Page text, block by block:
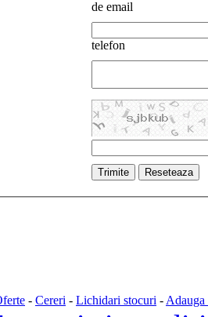
de email
telefon
- Cereri - Lichidari stocuri - Adauga